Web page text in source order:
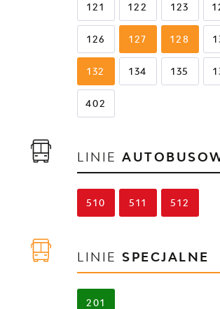
121 122 123
126 127 128
132 134 135
402
LINIE
510 511 512
LINIESPECJALNE
201